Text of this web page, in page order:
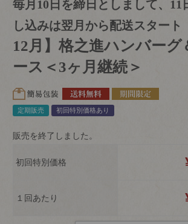
毎月10日を締日としまして、11
し込みは翌月から配送スタート
12月】格之進ハンバーグ
ース＜3ヶ月継続＞
定期販売 初回特別価格あり
販売を終了しました。
初回特別価格
１回あたり